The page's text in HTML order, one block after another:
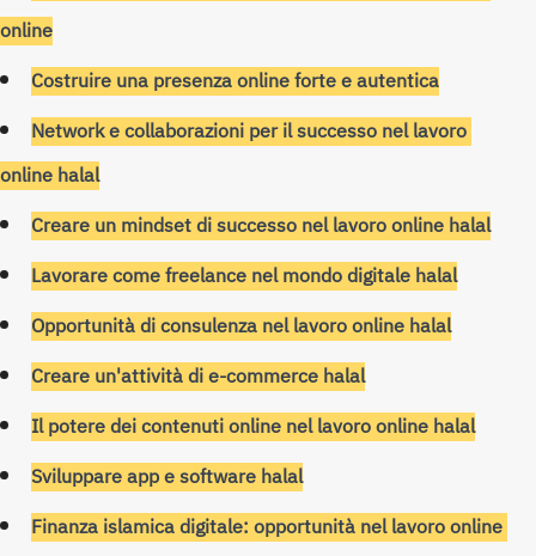
online
Costruire una presenza online forte e autentica
Network e collaborazioni per il successo nel lavoro
online halal
Creare un mindset di successo nel lavoro online halal
Lavorare come freelance nel mondo digitale halal
Opportunità di consulenza nel lavoro online halal
Creare un'attività di e-commerce halal
Il potere dei contenuti online nel lavoro online halal
Sviluppare app e software halal
Finanza islamica digitale: opportunità nel lavoro online